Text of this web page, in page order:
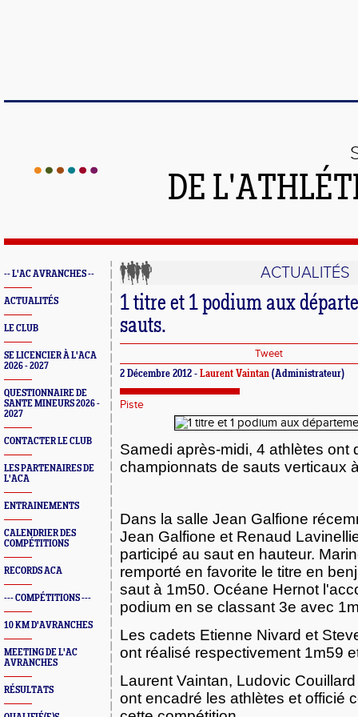
DE
-- L'AC AVRANCHES --
ACTUALITÉS
LE CLUB
SE LICENCIER À L'ACA
2026 - 2027
QUESTIONNAIRE DE
SANTE MINEURS 2026 -
2027
CONTACTER LE CLUB
LES PARTENAIRES DE
L'ACA
ENTRAINEMENTS
CALENDRIER DES
COMPÉTITIONS
RECORDS ACA
--- COMPÉTITIONS ---
10 KM D'AVRANCHES
MEETING DE L'AC
AVRANCHES
RÉSULTATS
ACTUALITÉS
1 titre et 1 podium aux
sauts.
Tweet
2 Décembre 2012 - Laurent Vaintan (Administrateur)
Piste
Samedi après-midi, 4 athlètes ont
championnats de sauts verticaux
Dans la salle Jean Galfione
Jean Galfione et Renaud
participé au saut en hauteur.
remporté en favorite le titre en
saut à 1m50. Océane Hernot
podium en se classant 3e avec
Les cadets Etienne Nivard et
ont réalisé respectivement 1m59
Laurent Vaintan, Ludovic
ont encadré les athlètes et officié